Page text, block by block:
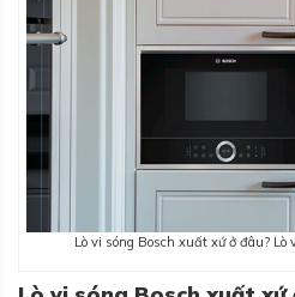
Lò vi sóng Bosch xuất xứ ở đâu? Lò